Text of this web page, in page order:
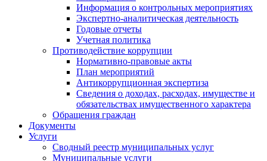
Информация о контрольных мероприятиях
Экспертно-аналитическая деятельность
Годовые отчеты
Учетная политика
Противодействие коррупции
Нормативно-правовые акты
План мероприятий
Антикоррупционная экспертиза
Сведения о доходах, расходах, имуществе и
обязательствах имущественного характера
Обращения граждан
Документы
Услуги
Сводный реестр муниципальных услуг
Муниципальные услуги